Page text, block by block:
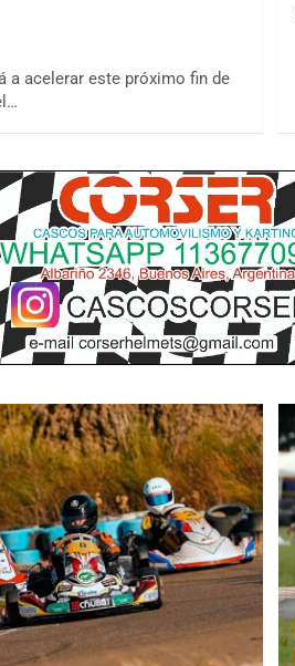
a acelerar este próximo fin de